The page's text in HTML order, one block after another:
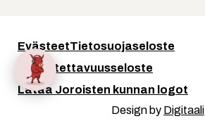
EvästeetTietosuojaseloste
Saavutettavuusseloste
Lataa Joroisten kunnan logot
Design by Digitaali